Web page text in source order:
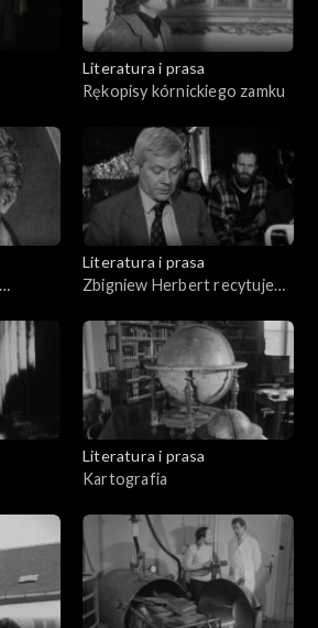
Literatura i prasa
Rękopisy kórnickiego zamku
Literatura i prasa
Zbigniew Herbert recytuje
„Proces”
Literatura i prasa
Kartografia